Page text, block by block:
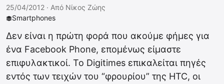
Smartphones
25/04/2012 · Από Νίκος Ζώης
Δεν είναι η πρώτη φορά που ακούμε φήμες για
ένα Facebook Phone, επομένως είμαστε
επιφυλακτικοί. Το Digitimes επικαλείται πηγές
εντός των τειχών του “φρουρίου” της HTC, οι